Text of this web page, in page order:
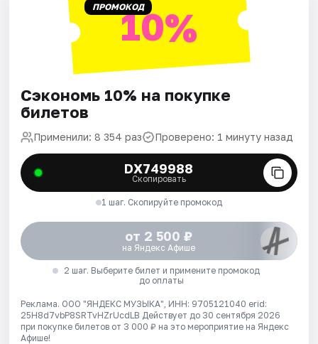
ПРОМОКОД10%
Сэкономь 10% на покупке
билетов
Применили: 8 354 раз Проверено: 1 минуту назад
DX749988
Скопировать
1 шаг. Скопируйте промокод
от 2 500 ₽
на Яндекс Афише
2 шаг. Выберите билет и примените промокод
до оплаты
Реклама. ООО "ЯНДЕКС МУЗЫКА", ИНН: 9705121040 erid:
25H8d7vbP8SRTvHZrUcdLB Действует до 30 сентября 2026
при покупке билетов от 3 000 ₽ на это мероприятие на Яндекс
Афише!